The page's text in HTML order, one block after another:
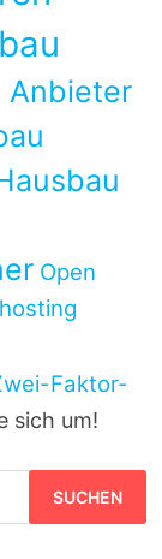
Anbieter
Open
Faktor-
sich um!